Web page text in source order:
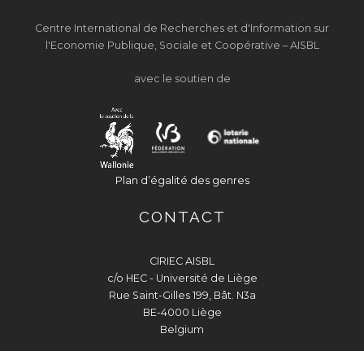
Centre International de Recherches et d'Information sur
l'Economie Publique, Sociale et Coopérative – AISBL
avec le soutien de
Plan d’égalité des genres
CONTACT
CIRIEC AISBL
c/o HEC - Université de Liège
Rue Saint-Gilles 199, Bât. N3a
BE-4000 Liège
Belgium